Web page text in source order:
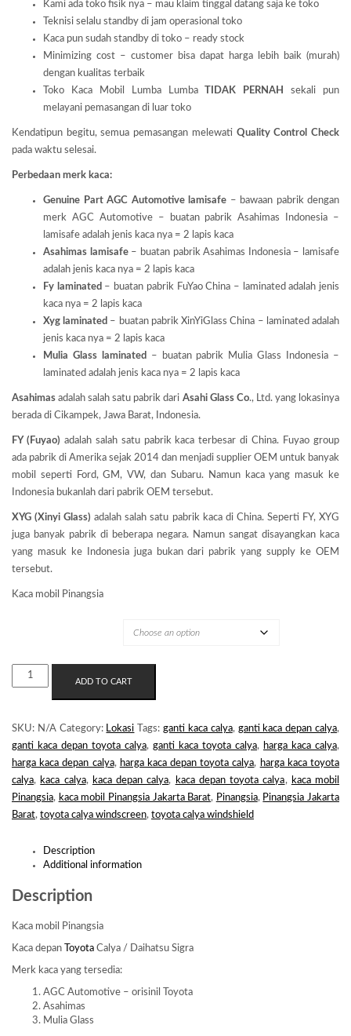
Kami ada toko fisik nya – mau klaim tinggal datang saja ke toko
Teknisi selalu standby di jam operasional toko
Kaca pun sudah standby di toko – ready stock
Minimizing cost – customer bisa dapat harga lebih baik (murah)
dengan kualitas terbaik
Toko Kaca Mobil Lumba Lumba
TIDAK PERNAH
sekali pun
melayani pemasangan di luar toko
Kendatipun begitu, semua pemasangan melewati Quality Control Check
pada waktu selesai.
Perbedaan merk kaca:
Genuine Part AGC Automotive lamisafe – bawaan pabrik dengan
merk AGC Automotive – buatan pabrik Asahimas Indonesia –
lamisafe adalah jenis kaca nya = 2 lapis kaca
Asahimas lamisafe– buatan pabrik Asahimas Indonesia – lamisafe
adalah jenis kaca nya = 2 lapis kaca
Fy laminated – buatan pabrik FuYao China – laminated adalah jenis
kaca nya = 2 lapis kaca
Xyg laminated – buatan pabrik XinYiGlass China – laminated adalah
jenis kaca nya = 2 lapis kaca
Mulia Glass laminated – buatan pabrik Mulia Glass Indonesia –
laminated adalah jenis kaca nya = 2 lapis kaca
Asahimasadalah salah satu pabrik dari Asahi Glass Co., Ltd. yang lokasinya
berada di Cikampek, Jawa Barat, Indonesia.
FY (Fuyao) adalah salah satu pabrik kaca terbesar di China. Fuyao group
ada pabrik di Amerika sejak 2014 dan menjadi supplier OEM untuk banyak
mobil seperti Ford, GM, VW, dan Subaru. Namun kaca yang masuk ke
Indonesia bukanlah dari pabrik OEM tersebut.
XYG (Xinyi Glass)adalah salah satu pabrik kaca di China. Seperti FY, XYG
juga banyak pabrik di beberapa negara. Namun sangat disayangkan kaca
yang masuk ke Indonesia juga bukan dari pabrik yang supply ke OEM
tersebut.
Kaca mobil Pinangsia
KACA
MOBIL
QUANTITY
ADD TO CART
SKU: N/A Category: Lokasi Tags:ganti kaca calya, ganti kaca depan calya,
ganti kaca depan toyota calya, ganti kaca toyota calya, harga kaca calya,
harga kaca depan calya, harga kaca depan toyota calya, harga kaca toyota
calya, kaca calya, kaca depan calya, kaca depan toyota calya, kaca mobil
Pinangsia, kaca mobil Pinangsia Jakarta Barat, Pinangsia, Pinangsia Jakarta
Barat, toyota calya windscreen, toyota calya windshield
Description
Additional information
Description
Kaca mobil Pinangsia
Kaca depan Toyota Calya / Daihatsu Sigra
Merk kaca yang tersedia:
AGC Automotive – orisinil Toyota
Asahimas
Mulia Glass